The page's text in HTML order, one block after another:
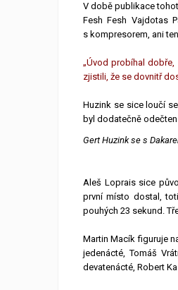
V době publikace
Fesh Fesh Vajdotas
s kompresorem, ani
„Úvod probíhal
zjistili, že se dovnitř
Huzink se sice loučí
byl dodatečně
Gert Huzink se s
Aleš Loprais sice
první místo dostal,
pouhých 23 sekund.
Martin Macík figuruje
jedenácté, Tomáš
devatenácté, Robert